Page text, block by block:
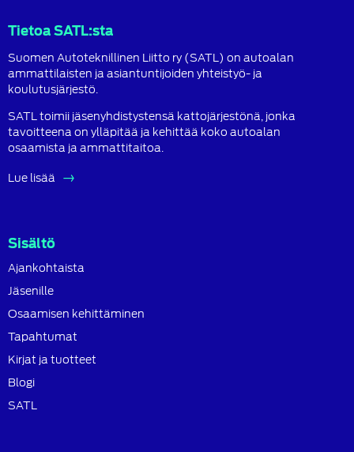
Tietoa SATL:sta
Suomen Autoteknillinen Liitto ry (SATL) on autoalan
ammattilaisten ja asiantuntijoiden yhteistyö- ja
koulutusjärjestö.
SATL toimii jäsenyhdistystensä kattojärjestönä, jonka
tavoitteena on ylläpitää ja kehittää koko autoalan
osaamista ja ammattitaitoa.
Lue lisää
Sisältö
Ajankohtaista
Jäsenille
Osaamisen kehittäminen
Tapahtumat
Kirjat ja tuotteet
Blogi
SATL